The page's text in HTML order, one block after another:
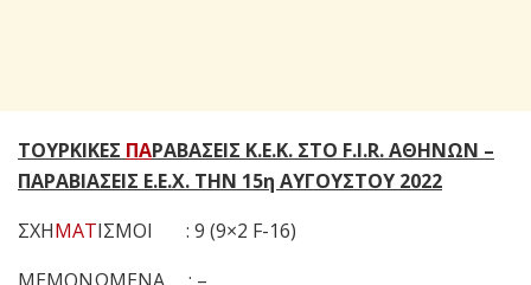
ΤΟΥΡΚΙΚΕΣ ΠΑΡΑΒΑΣΕΙΣ Κ.Ε.Κ. ΣΤΟ F.I.R. ΑΘΗΝΩΝ –
ΠΑΡΑΒΙΑΣΕΙΣ Ε.Ε.Χ. ΤΗΝ 15η ΑΥΓΟΥΣΤΟΥ 2022
ΣΧΗΜΑΤΙΣΜΟΙ : 9 (9×2 F-16)